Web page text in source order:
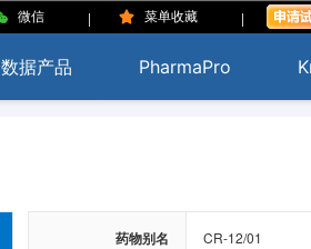
微信 | 菜单收藏 |
数据产品 PharmaPro
药物别名 CR-12/01